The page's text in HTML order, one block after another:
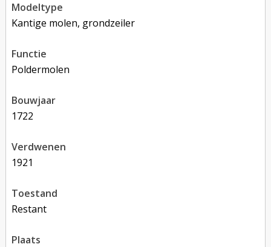
modeltype
Kantige molen, grondzeiler
functie
poldermolen
bouwjaar
1722
verdwenen
1921
toestand
restant
plaats